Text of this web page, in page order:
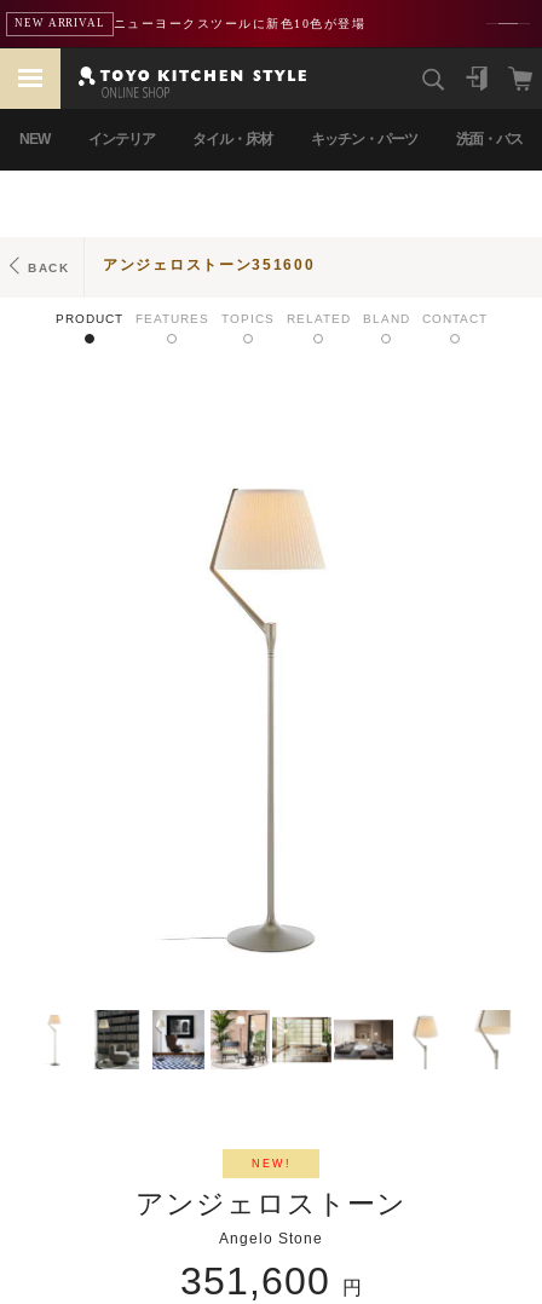
NEW ARRIVAL ニューヨークスツールに新色10色が登場
NEW インテリア タイル・床材 キッチン・パーツ 洗面・バス
BACK アンジェロストーン351600
PRODUCT FEATURES TOPICS RELATED BLAND CONTACT
NEW!
アンジェロストーン
Angelo Stone
351,600 円